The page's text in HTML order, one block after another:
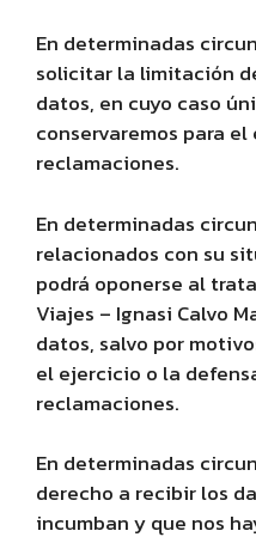
En determinadas
solicitar la limitación
datos, en cuyo caso
conservaremos para
reclamaciones.
En determinadas
relacionados con su
podrá oponerse al
Viajes – Ignasi Calvo
datos, salvo por
el ejercicio o la
reclamaciones.
En determinadas
derecho a recibir los
incumban y que nos